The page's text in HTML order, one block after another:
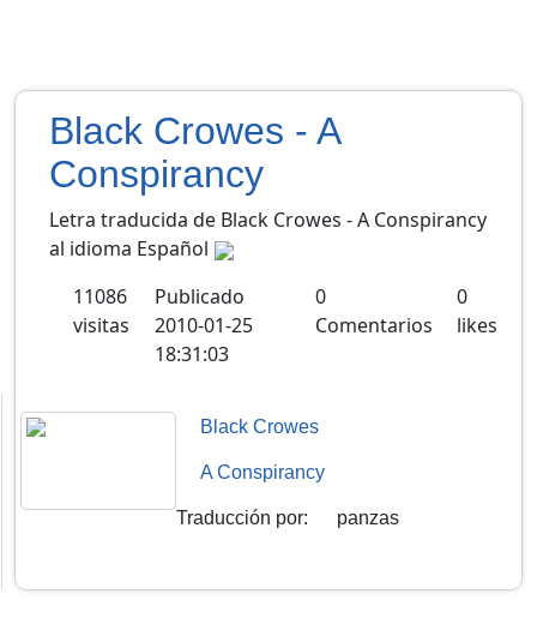
Black Crowes - A
Conspirancy
Letra traducida de Black Crowes - A Conspirancy
al idioma Español
11086
visitas
Publicado
2010-01-25
18:31:03
0
Comentarios
0
likes
Black Crowes
A Conspirancy
Traducción por: panzas